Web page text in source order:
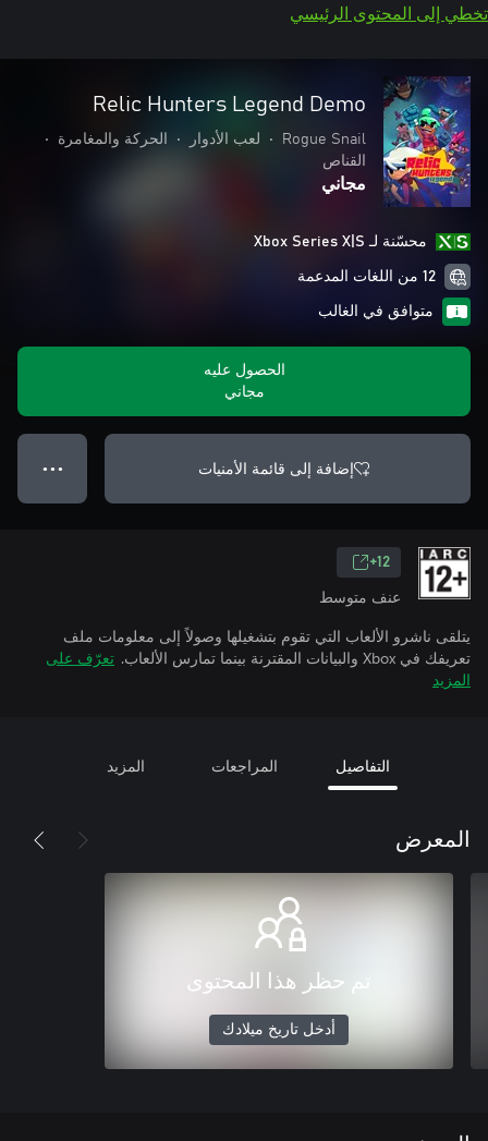
تخطي إلى المحتوى الرئيسي
Relic Hunters Legend Demo
Rogue Snail
• لعب الأدوار • الحركة والمغامرة
•
القناص
مجاني
محسّنة لـ Xbox Series X|S
12 من اللغات المدعمة
متوافق في الغالب
الحصول عليه
مجاني
إضافة إلى قائمة الأمنيات ● ● ●
12+
عنف متوسط
يتلقى ناشرو الألعاب التي تقوم بتشغيلها وصولاً إلى معلومات ملف
تعريفك في Xbox والبيانات المقترنة بينما تمارس الألعاب.
تعرّف على
المزيد
التفاصيل المراجعات المزيد
المعرض
تم حظر هذا المحتوى
أدخل تاريخ ميلادك